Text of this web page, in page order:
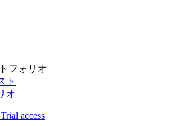
フォリオ
ト
オ
Trial access